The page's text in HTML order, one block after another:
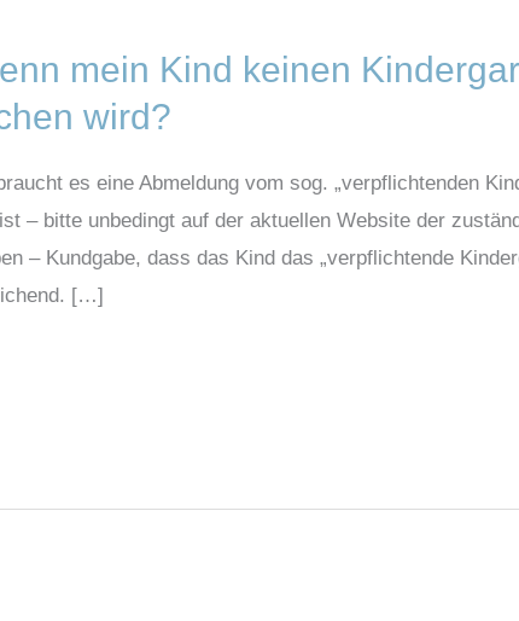
mein Kind keinen
wird?
es eine Abmeldung vom sog. „verpflichtenden
– bitte unbedingt auf der aktuellen Website der
– Kundgabe, dass das Kind das „verpflichtende
[…]